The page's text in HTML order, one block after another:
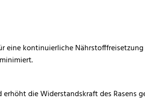
eine kontinuierliche
die Widerstandskraft des Rasens